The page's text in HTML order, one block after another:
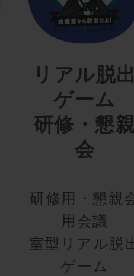
リアル脱
ゲーム
研修・懇
会
研修用・懇親
用会議
室型リアル脱
ゲーム